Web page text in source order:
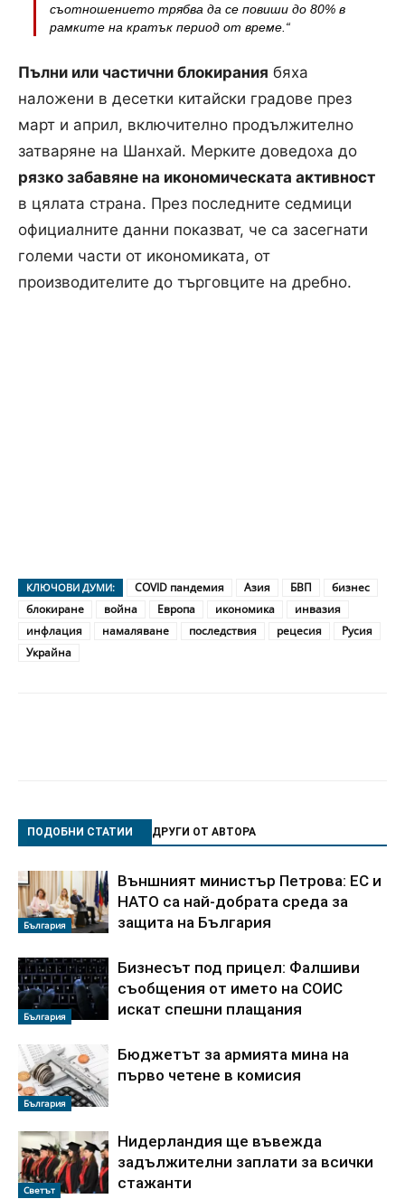
съотношението трябва да се повиши до 80% в
рамките на кратък период от време.“
Пълни или частични блокирания бяха
наложени в десетки китайски градове през
март и април, включително продължително
затваряне на Шанхай. Мерките доведоха до
рязко забавяне на икономическата активност
в цялата страна. През последните седмици
официалните данни показват, че са засегнати
големи части от икономиката, от
производителите до търговците на дребно.
КЛЮЧОВИ ДУМИ: COVID пандемия Азия БВП
бизнес
блокиране
война Европа икономика
инвазия
инфлация
намаляване последствия рецесия
Русия
Украйна
ПОДОБНИ СТАТИИ ДРУГИ ОТ АВТОРА
България
Външният министър Петрова: ЕС и
НАТО са най-добрата среда за
защита на България
България
Бизнесът под прицел: Фалшиви
съобщения от името на СОИС
искат спешни плащания
България
Бюджетът за армията мина на
първо четене в комисия
Светът
Нидерландия ще въвежда
задължителни заплати за всички
стажанти